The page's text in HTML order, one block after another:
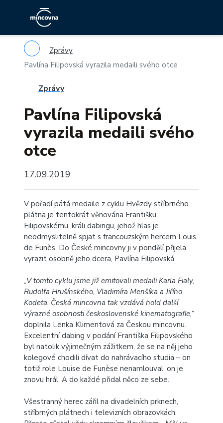
Zprávy
Pavlína Filipovská vyrazila medaili svého otce
Zprávy
Pavlína Filipovská
vyrazila medaili svého
otce
17.09.2019
V pořadí pátá medaile z cyklu Hvězdy stříbrného
plátna je tentokrát věnována Františku
Filipovskému, králi dabingu, jehož hlas je
neodmyslitelně spjat s francouzským hercem Louis
de Funès. Do České mincovny ji v pondělí přijela
vyrazit osobně jeho dcera, Pavlína Filipovská.
„V tomto cyklu jsme již emitovali medaili Karla Fialy,
Rudolfa Hrušínského, Vladimíra Menšíka a Jiřího
Kodeta. Česká mincovna tak vzdává hold další
výrazné osobnosti československé kinematografie,“
doplnila Lenka Klimentová za Českou mincovnu.
Excelentní dabing v podání Františka Filipovského
byl natolik výjimečným zážitkem, že se na něj jeho
kolegové chodili dívat do nahrávacího studia – on
totiž role Louise de Funèse nenamlouval, on je
znovu hrál. A do každé přidal něco ze sebe.
Všestranný herec zářil na divadelních prknech,
stříbrných plátnech i televizních obrazovkách.